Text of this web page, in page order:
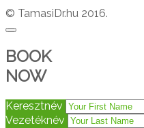
© TamasiDr.hu 2016.
BOOK
NOW
Keresztnév
Vezetéknév